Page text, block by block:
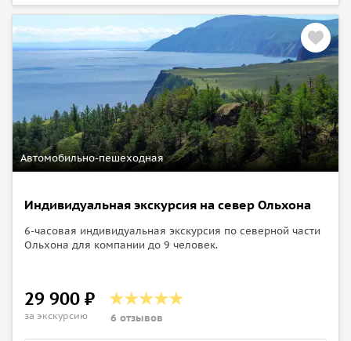
Автомобильно-пешеходная
Индивидуальная экскурсия на север Ольхона
6-часовая индивидуальная экскурсия по северной части
Ольхона для компании до 9 человек.
29 900 ₽
за экскурсию 6 отзывов